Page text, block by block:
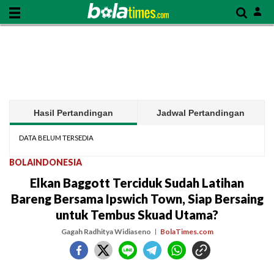
Hasil Pertandingan Jadwal Pertandingan
DATA BELUM TERSEDIA
BOLAINDONESIA
Elkan Baggott Terciduk Sudah Latihan
Bareng Bersama Ipswich Town, Siap Bersaing
untuk Tembus Skuad Utama?
Gagah Radhitya Widiaseno BolaTimes.com